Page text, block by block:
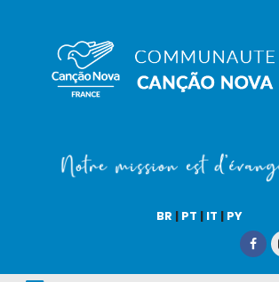
BR | PT | IT | PY
COMMUNAUTÉ CN
Notre mission est d'évangéliser !
Qui sommes-nous
CN Média